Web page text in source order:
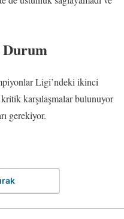
Durum
Ligi’ndeki ikinci
karşılaşmalar bulunuyor
gerekiyor.